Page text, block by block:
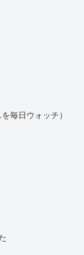
毎日ウォッチ）